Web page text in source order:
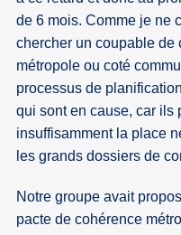
de 6 mois. Comme je ne
chercher un coupable de
métropole ou coté
processus de
qui sont en cause, car ils
insuffisamment la place
les grands dossiers de
Notre groupe avait
pacte de cohérence